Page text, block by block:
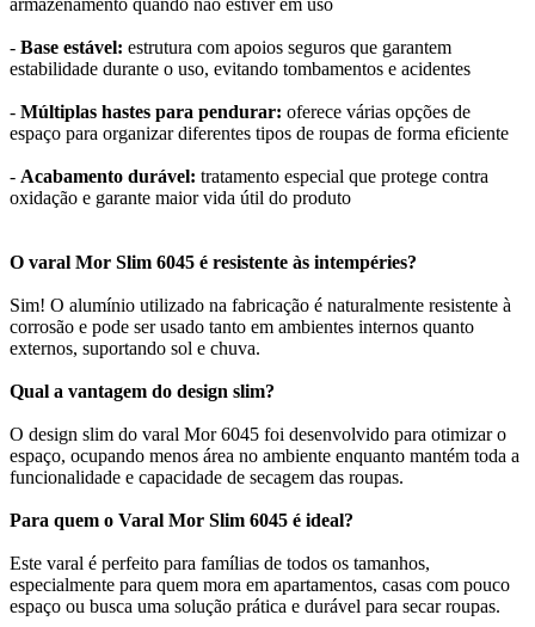
armazenamento quando não estiver em uso
- Base estável: estrutura com apoios seguros que garantem
estabilidade durante o uso, evitando tombamentos e acidentes
- Múltiplas hastes para pendurar: oferece várias opções de
espaço para organizar diferentes tipos de roupas de forma eficiente
- Acabamento durável: tratamento especial que protege contra
oxidação e garante maior vida útil do produto
O varal Mor Slim 6045 é resistente às intempéries?
Sim! O alumínio utilizado na fabricação é naturalmente resistente à
corrosão e pode ser usado tanto em ambientes internos quanto
externos, suportando sol e chuva.
Qual a vantagem do design slim?
O design slim do varal Mor 6045 foi desenvolvido para otimizar o
espaço, ocupando menos área no ambiente enquanto mantém toda a
funcionalidade e capacidade de secagem das roupas.
Para quem o Varal Mor Slim 6045 é ideal?
Este varal é perfeito para famílias de todos os tamanhos,
especialmente para quem mora em apartamentos, casas com pouco
espaço ou busca uma solução prática e durável para secar roupas.